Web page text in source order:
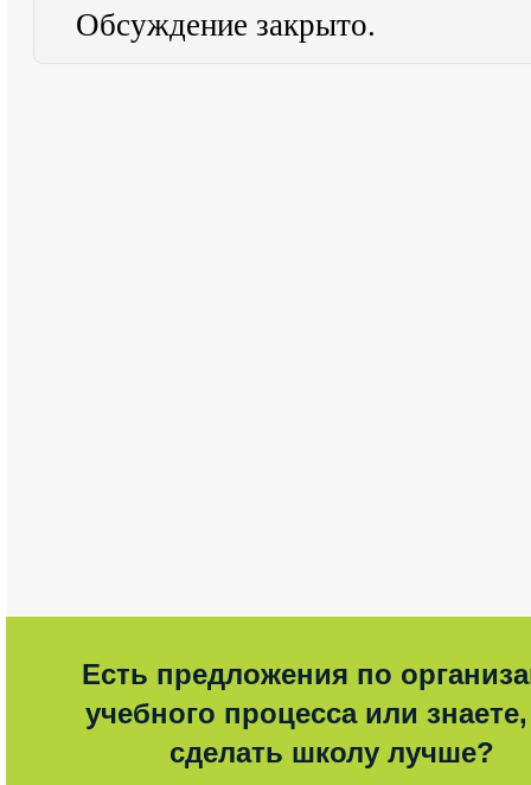
Обсуждение закрыто.
Есть предложения по
учебного процесса или знаете,
сделать школу лучше?